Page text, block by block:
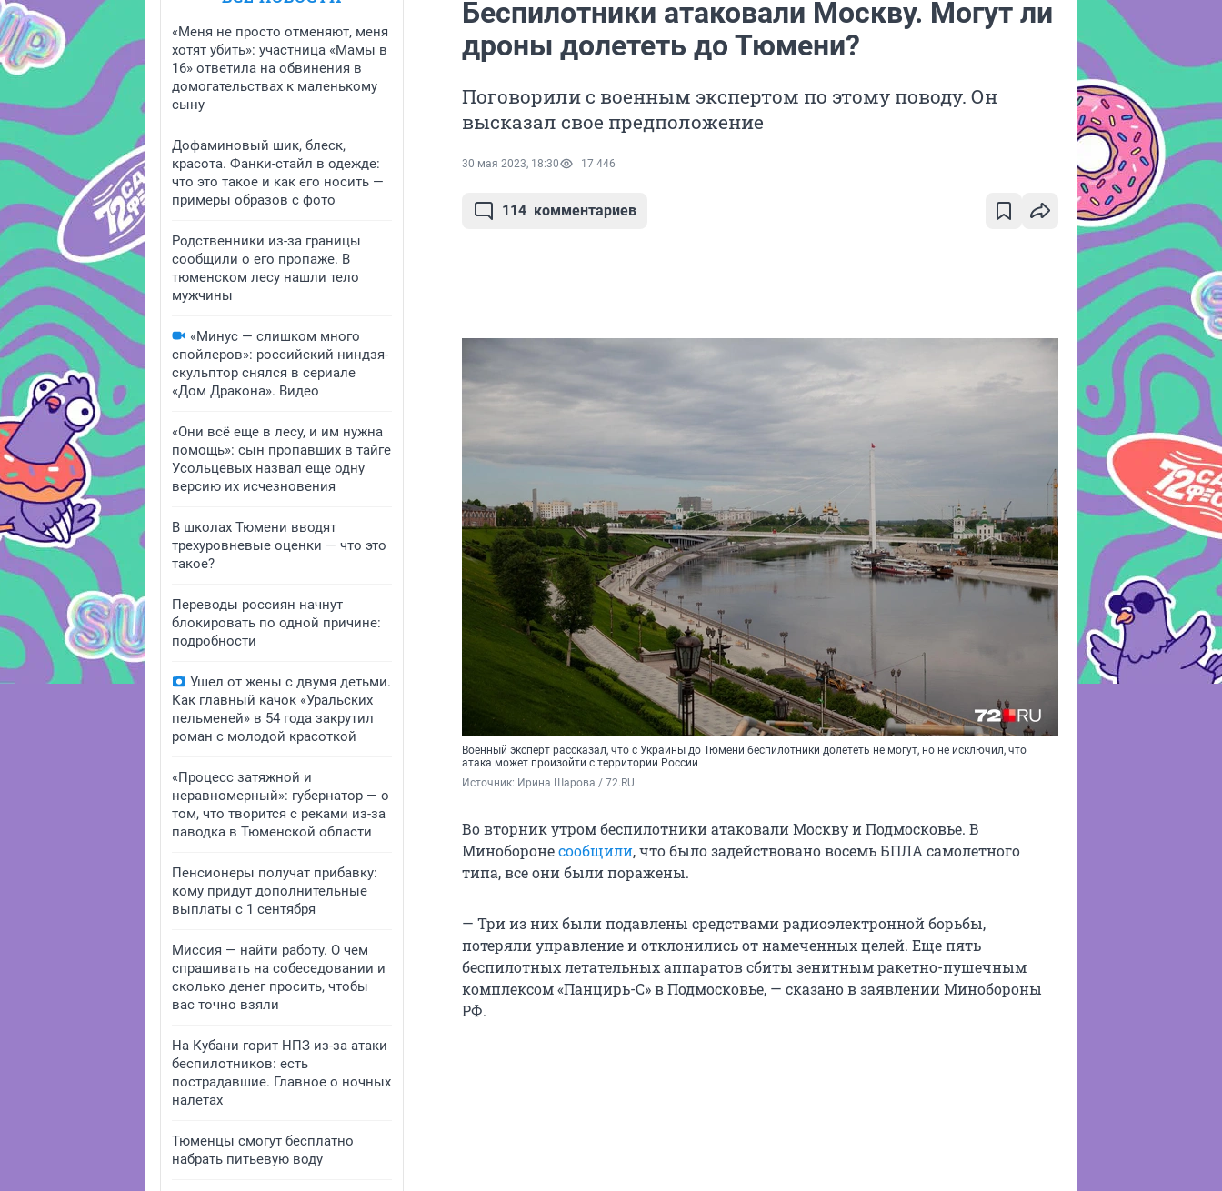
«Меня не просто отменяют, меня
хотят убить»: участница «Мамы в
16» ответила на обвинения в
домогательствах к маленькому
сыну
Дофаминовый шик, блеск,
красота. Фанки-стайл в одежде:
что это такое и как его носить —
примеры образов с фото
Родственники из-за границы
сообщили о его пропаже. В
тюменском лесу нашли тело
мужчины
«Минус — слишком много
спойлеров»: российский ниндзя-
скульптор снялся в сериале
«Дом Дракона». Видео
«Они всё еще в лесу, и им нужна
помощь»: сын пропавших в тайге
Усольцевых назвал еще одну
версию их исчезновения
В школах Тюмени вводят
трехуровневые оценки — что это
такое?
Переводы россиян начнут
блокировать по одной причине:
подробности
Ушел от жены с двумя детьми.
Как главный качок «Уральских
пельменей» в 54 года закрутил
роман с молодой красоткой
«Процесс затяжной и
неравномерный»: губернатор — о
том, что творится с реками из-за
паводка в Тюменской области
Пенсионеры получат прибавку:
кому придут дополнительные
выплаты с 1 сентября
Миссия — найти работу. О чем
спрашивать на собеседовании и
сколько денег просить, чтобы
вас точно взяли
На Кубани горит НПЗ из-за атаки
беспилотников: есть
пострадавшие. Главное о ночных
налетах
Тюменцы смогут бесплатно
набрать питьевую воду
Беспилотники атаковали Москву. Могут ли
дроны долететь до Тюмени?
Поговорили с военным экспертом по этому поводу. Он
высказал свое предположение
30 мая 2023, 18:30 17 446
114 комментариев
Военный эксперт рассказал, что с Украины до Тюмени беспилотники долететь не могут, но не исключил, что
атака может произойти с территории России
Источник: Ирина Шарова / 72.RU
Во вторник утром беспилотники атаковали Москву и Подмосковье. В
Миноборонесообщили, что было задействовано восемь БПЛА самолетного
типа, все они были поражены.
— Три из них были подавлены средствами радиоэлектронной борьбы,
потеряли управление и отклонились от намеченных целей. Еще пять
беспилотных летательных аппаратов сбиты зенитным ракетно-пушечным
комплексом «Панцирь-С» в Подмосковье, — сказано в заявлении Минобороны
РФ.